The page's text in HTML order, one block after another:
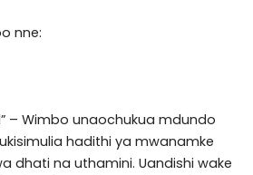
nne:
– Wimbo unaochukua mdundo
hadithi ya mwanamke
dhati na uthamini. Uandishi wake